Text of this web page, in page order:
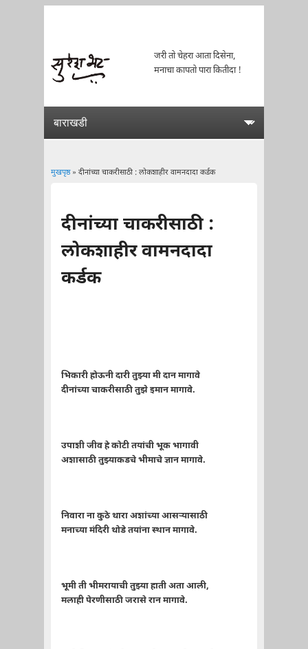
जरी तो चेहरा आता दिसेना,
मनाचा कापतो पारा कितीदा !
मुखपृष्ठ» दीनांच्या चाकरीसाठी : लोकशाहीर वामनदादा कर्डक
दीनांच्या चाकरीसाठी :
लोकशाहीर वामनदादा
कर्डक
भिकारी होऊनी दारी तुझ्या मी दान मागावे
दीनांच्या चाकरीसाठी तुझे इमान मागावे.
उपाशी जीव हे कोटी तयांची भूक भागावी
अशासाठी तुझ्याकडचे भीमाचे ज्ञान मागावे.
निवारा ना कुठे थारा अशांच्या आसऱ्‍यासाठी
मनाच्या मंदिरी थोडे तयांना स्थान मागावे.
भूमी ती भीमरायाची तुझ्या हाती अता आली,
मलाही पेरणीसाठी जरासे रान मागावे.